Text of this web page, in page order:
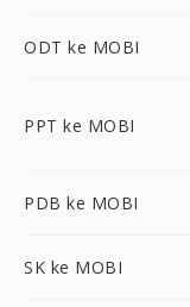
ODT ke MOBI
PPT ke MOBI
PDB ke MOBI
SK ke MOBI